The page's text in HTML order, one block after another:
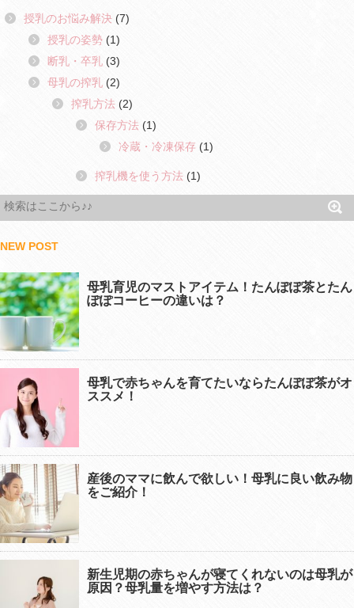
授乳のお悩み解決 (7)
授乳の姿勢 (1)
断乳・卒乳 (3)
母乳の搾乳 (2)
搾乳方法 (2)
保存方法 (1)
冷蔵・冷凍保存 (1)
搾乳機を使う方法 (1)
NEW POST
母乳育児のマストアイテム！たんぽぽ茶とたん
ぽぽコーヒーの違いは？
母乳で赤ちゃんを育てたいならたんぽぽ茶がオ
ススメ！
産後のママに飲んで欲しい！母乳に良い飲み物
をご紹介！
新生児期の赤ちゃんが寝てくれないのは母乳が
原因？母乳量を増やす方法は？